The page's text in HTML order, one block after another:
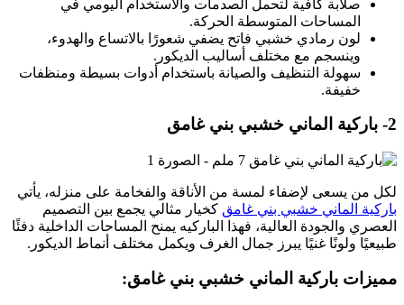
صلابة كافية لتحمل الصدمات والاستخدام اليومي في
المساحات المتوسطة الحركة.
لون رمادي خشبي فاتح يضفي شعورًا بالاتساع والهدوء،
وينسجم مع مختلف أساليب الديكور.
سهولة التنظيف والصيانة باستخدام أدوات بسيطة ومنظفات
خفيفة.
2- باركية الماني خشبي بني غامق
لكل من يسعى لإضفاء لمسة من الأناقة والفخامة على منزله، يأتي
باركية الماني خشبي بني غامق كخيار مثالي يجمع بين التصميم
العصري والجودة العالية، فهذا الباركيه يمنح المساحات الداخلية دفئًا
طبيعيًا ولونًا غنيًا يبرز جمال الغرف ويكمل مختلف أنماط الديكور.
مميزات باركية الماني خشبي بني غامق: